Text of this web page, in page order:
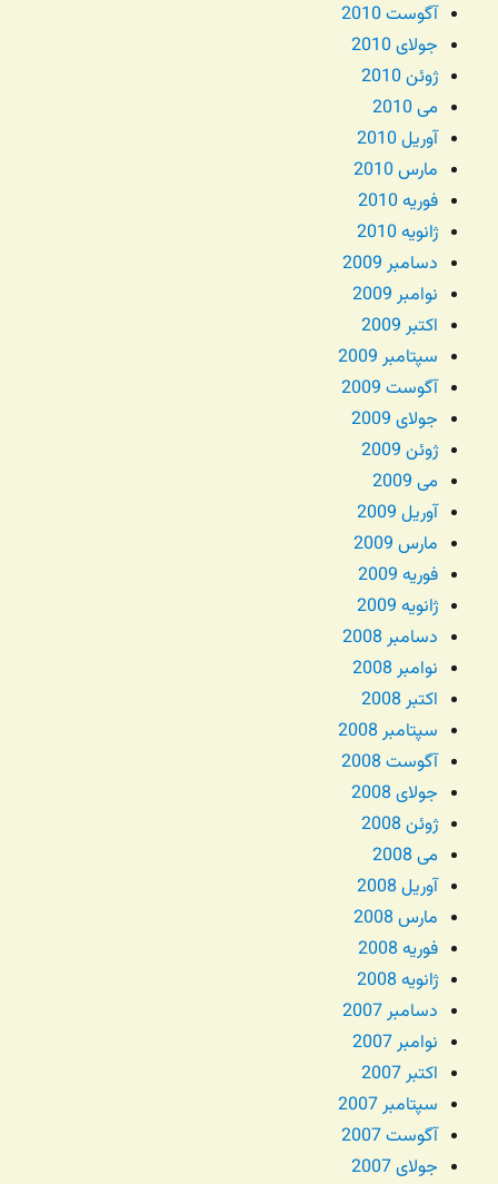
آگوست 2010
جولای 2010
ژوئن 2010
می 2010
آوریل 2010
مارس 2010
فوریه 2010
ژانویه 2010
دسامبر 2009
نوامبر 2009
اکتبر 2009
سپتامبر 2009
آگوست 2009
جولای 2009
ژوئن 2009
می 2009
آوریل 2009
مارس 2009
فوریه 2009
ژانویه 2009
دسامبر 2008
نوامبر 2008
اکتبر 2008
سپتامبر 2008
آگوست 2008
جولای 2008
ژوئن 2008
می 2008
آوریل 2008
مارس 2008
فوریه 2008
ژانویه 2008
دسامبر 2007
نوامبر 2007
اکتبر 2007
سپتامبر 2007
آگوست 2007
جولای 2007